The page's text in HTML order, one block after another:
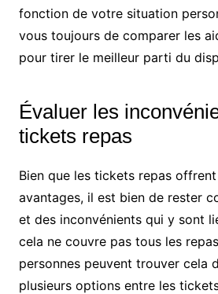
fonction de votre situation
vous toujours de comparer les
pour tirer le meilleur parti du
Évaluer les
tickets repas
Bien que les tickets repas
avantages, il est bien de rester
et des inconvénients qui y sont
cela ne couvre pas tous les
personnes peuvent trouver cela
plusieurs options entre les